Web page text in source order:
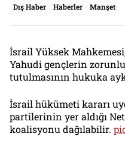
Dış Haber Haberler Manşet
İsrail Yüksek
Yahudi gençlerin
tutulmasının hukuka
İsrail hükümeti kararı
partilerinin yer aldığı
koalisyonu dağılabilir.